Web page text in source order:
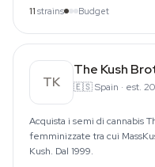
11 strains Budget
TK
The Kush
🇪🇸Spain · est.
Acquista i semi di cannabis
femminizzate tra cui
Kush. Dal 1999.